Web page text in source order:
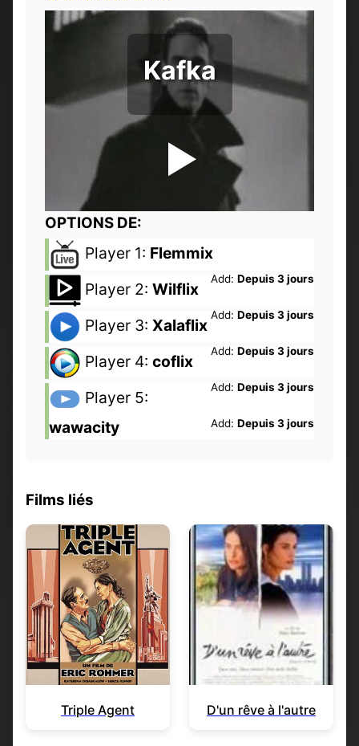
Kafka
OPTIONS DE:
Player 1: Flemmix
Add: Depuis 3 jours
Player 2: Wilflix
Add: Depuis 3 jours
Player 3: Xalaflix
Add: Depuis 3 jours
Player 4: coflix
Add: Depuis 3 jours
Player 5:
wawacity
Add: Depuis 3 jours
Films liés
Triple Agent D'un rêve à l'autre